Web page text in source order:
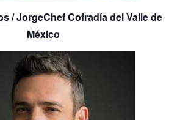
/ JorgeChef Cofradía del Valle de
México